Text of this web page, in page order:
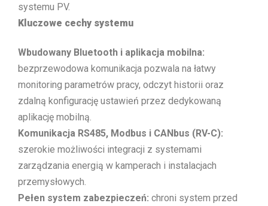
systemu PV.
Kluczowe cechy systemu
Wbudowany Bluetooth i aplikacja mobilna:
bezprzewodowa komunikacja pozwala na łatwy
monitoring parametrów pracy, odczyt historii oraz
zdalną konfigurację ustawień przez dedykowaną
aplikację mobilną.
Komunikacja RS485, Modbus i CANbus (RV-C):
szerokie możliwości integracji z systemami
zarządzania energią w kamperach i instalacjach
przemysłowych.
Pełen system zabezpieczeń: chroni system przed